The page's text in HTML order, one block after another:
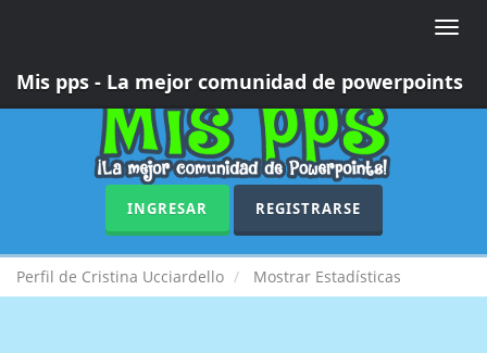
Toggle
Mis pps - La mejor comunidad de powerpoints
INGRESAR REGISTRARSE
Perfil de Cristina Ucciardello Mostrar Estadísticas